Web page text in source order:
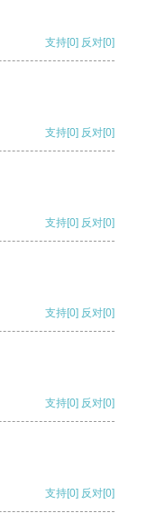
支持[0] 反对[0]
支持[0] 反对[0]
支持[0] 反对[0]
支持[0] 反对[0]
支持[0] 反对[0]
支持[0] 反对[0]